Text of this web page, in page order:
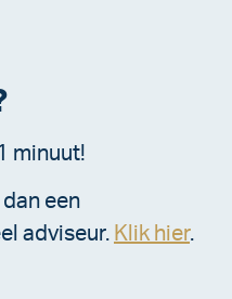
minuut!
een
adviseur. Klik hier.